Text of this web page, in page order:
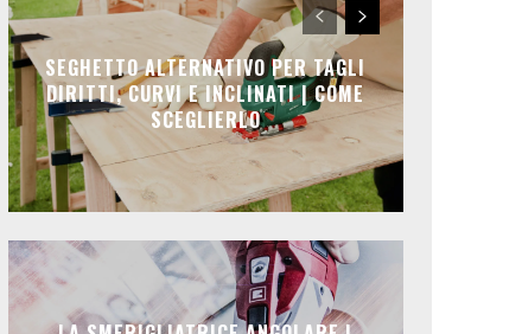
SEGHETTO ALTERNATIVO PER TAGLI
DIRITTI, CURVI E INCLINATI | COME
SCEGLIERLO